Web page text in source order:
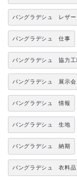
バングラデシュ レザー
バングラデシュ 仕事
バングラデシュ 協力工
バングラデシュ 展示会
バングラデシュ 情報
バングラデシュ 生地
バングラデシュ 納期
バングラデシュ 衣料品